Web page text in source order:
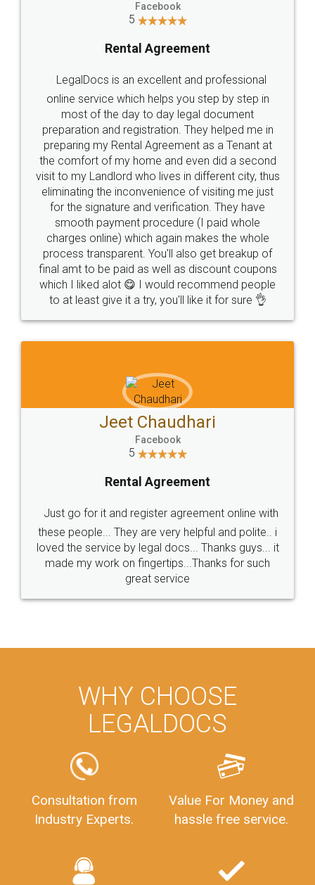
Facebook
5
Rental Agreement
LegalDocs is an excellent and professional
online service which helps you step by step in
most of the day to day legal document
preparation and registration. They helped me in
preparing my Rental Agreement as a Tenant at
the comfort of my home and even did a second
visit to my Landlord who lives in different city, thus
eliminating the inconvenience of visiting me just
for the signature and verification. They have
smooth payment procedure (I paid whole
charges online) which again makes the whole
process transparent. You'll also get breakup of
final amt to be paid as well as discount coupons
which I liked alot 😋 I would recommend people
to at least give it a try, you'll like it for sure 👌
Jeet Chaudhari
Facebook
5
Rental Agreement
Just go for it and register agreement online with
these people... They are very helpful and polite.. i
loved the service by legal docs... Thanks guys... it
made my work on fingertips...Thanks for such
great service
WHY CHOOSE
LEGALDOCS
Consultation from
Industry Experts.
Value For Money and
hassle free service.